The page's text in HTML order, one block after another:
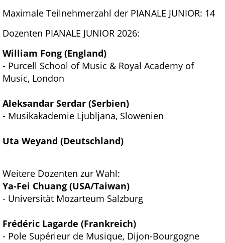
Maximale Teilnehmerzahl der PIANALE JUNIOR: 14
Dozenten PIANALE JUNIOR 2026:
William Fong (England)
- Purcell School of Music & Royal Academy of
Music, London
Aleksandar Serdar (Serbien)
- Musikakademie Ljubljana, Slowenien
Uta Weyand (Deutschland)
Weitere Dozenten zur Wahl:
Ya-Fei Chuang (USA/Taiwan)
- Universität Mozarteum Salzburg
Frédéric Lagarde (Frankreich)
- Pole Supérieur de Musique, Dijon-Bourgogne